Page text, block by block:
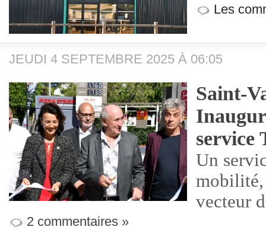
Les
JEUDI 4 SEPTEMBRE 2025 À 06:05
Saint-
service
Un
mobilité,
vecteur
2 commentaires »